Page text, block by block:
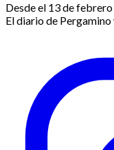
Desde el 13 de
El diario de Pergamino